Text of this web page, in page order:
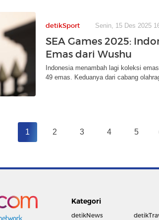
detikSport Senin, 15 Des 2025
SEA Games 2025:
Emas dari Wushu
Indonesia menambah lagi koleksi
49 emas. Keduanya dari cabang
1 2 3 4 5
Kategori
detikNews